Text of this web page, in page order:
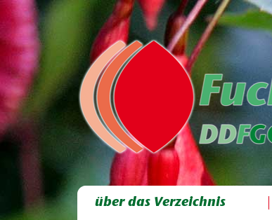
über das Verzeichnis